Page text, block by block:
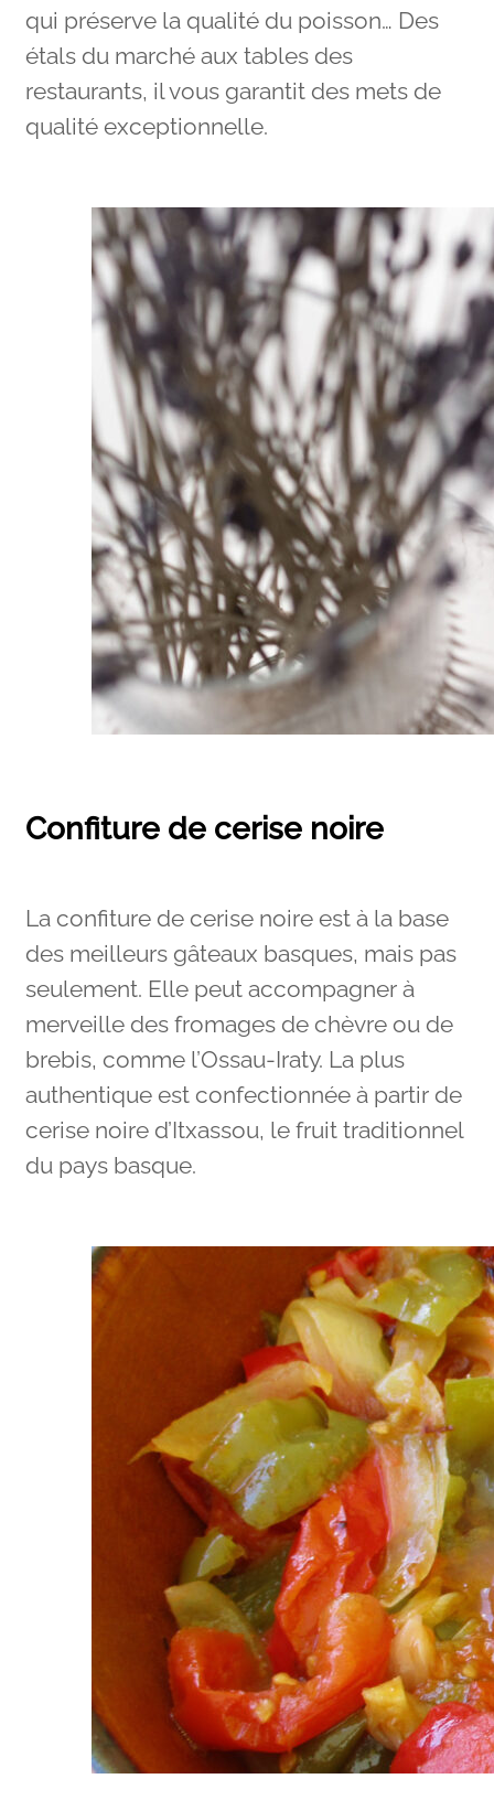
qui préserve la qualité du poisson… Des
étals du marché aux tables des
restaurants, il vous garantit des mets de
qualité exceptionnelle.
Confiture de cerise noire
La confiture de cerise noire est à la base
des meilleurs gâteaux basques, mais pas
seulement. Elle peut accompagner à
merveille des fromages de chèvre ou de
brebis, comme l’Ossau-Iraty. La plus
authentique est confectionnée à partir de
cerise noire d’Itxassou, le fruit traditionnel
du pays basque.